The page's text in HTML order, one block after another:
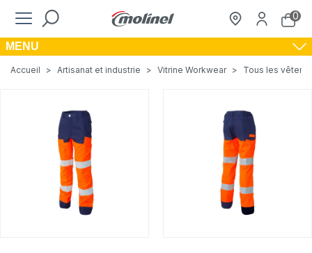
0
MENU
Accueil > Artisanat et industrie > Vitrine Workwear > Tous les